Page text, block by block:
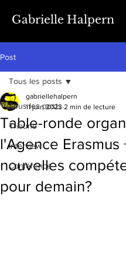
Gabrielle Halpern
Post
Tous les posts
Tribune
Interview
Conférence
Tous les posts
Table-ronde
l'Agence Erasmus
nouvelles
pour demain?
gabriellehalpern
11 juin 2023 2 min de lecture